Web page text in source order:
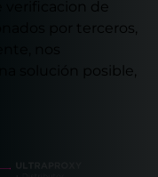
verificacion de
por terceros,
solución posible,